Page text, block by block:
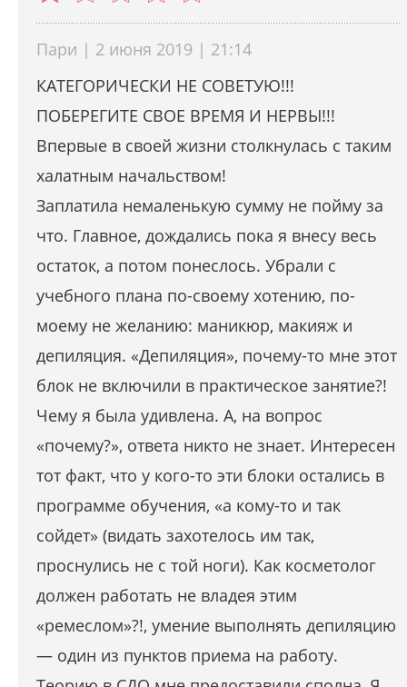
Пари | 2 июня 2019 | 21:14
КАТЕГОРИЧЕСКИ НЕ СОВЕТУЮ!!!
ПОБЕРЕГИТЕ СВОЕ ВРЕМЯ И НЕРВЫ!!!
Впервые в своей жизни столкнулась с таким
халатным начальством!
Заплатила немаленькую сумму не пойму за
что. Главное, дождались пока я внесу весь
остаток, а потом понеслось. Убрали с
учебного плана по-своему хотению, по-
моему не желанию: маникюр, макияж и
депиляция. «Депиляция», почему-то мне этот
блок не включили в практическое занятие?!
Чему я была удивлена. А, на вопрос
«почему?», ответа никто не знает. Интересен
тот факт, что у кого-то эти блоки остались в
программе обучения, «а кому-то и так
сойдет» (видать захотелось им так,
проснулись не с той ноги). Как косметолог
должен работать не владея этим
«ремеслом»?!, умение выполнять депиляцию
— один из пунктов приема на работу.